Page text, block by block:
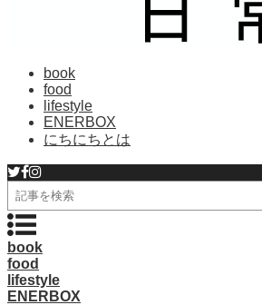
book
food
lifestyle
ENERBOX
にちにちとは
検
索
book
food
lifestyle
ENERBOX